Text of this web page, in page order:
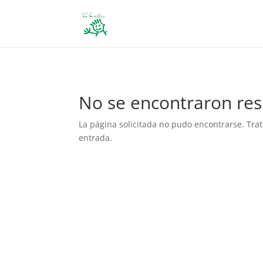
No se encontraron
La página solicitada no pudo encontrarse.
entrada.